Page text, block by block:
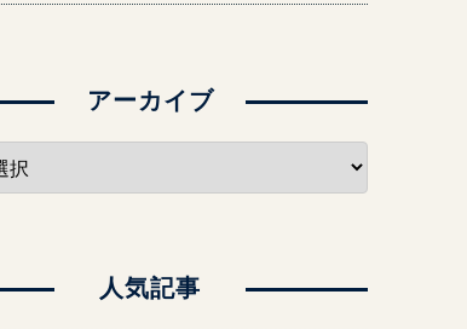
アーカイブ
人気記事